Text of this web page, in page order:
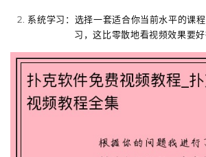
2. 系统学习 ：选择一套适合你当前水平的课
习，这比零散地看视频效果要好